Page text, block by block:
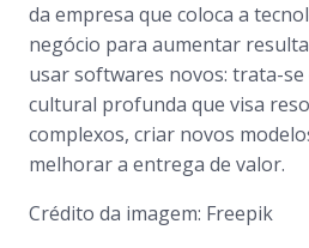
da empresa que coloca a
negócio para aumentar
usar softwares novos: trata-se
cultural profunda que visa
complexos, criar novos
melhorar a entrega de valor.
Crédito da imagem: Freepik